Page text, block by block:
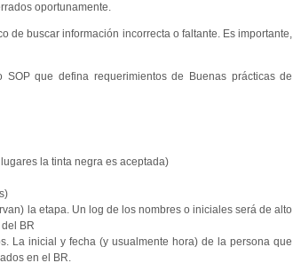
oportunamente.
de buscar información incorrecta o faltante. Es importante,
que defina requerimientos de Buenas prácticas de
la tinta negra es aceptada)
la etapa. Un log de los nombres o iniciales será de alto
BR
La inicial y fecha (y usualmente hora) de la persona que
en el BR.